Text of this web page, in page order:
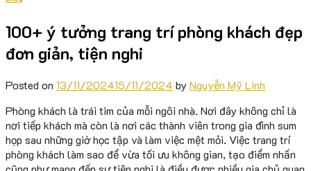
100+ ý tưởng trang trí phòng khách đẹp
đơn giản, tiện nghi
Posted on 13/11/202415/11/2024 byNguyễn Mỹ Linh
Phòng khách là trái tim của mỗi ngôi nhà. Nơi đây không chỉ là
nơi tiếp khách mà còn là nơi các thành viên trong gia đình sum
họp sau những giờ học tập và làm việc mệt mỏi. Việc trang trí
phòng khách làm sao để vừa tối ưu không gian, tạo điểm nhấn